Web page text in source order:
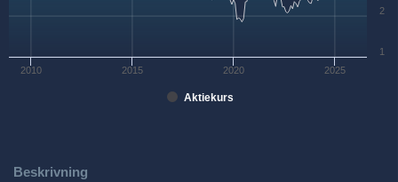
Aktiekurs
2010 2015 2020 2025
1
2
Beskrivning